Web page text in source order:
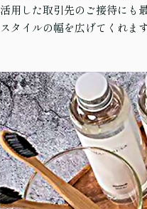
活用した取引先のご接待にも
スタイルの幅を広げてくれます